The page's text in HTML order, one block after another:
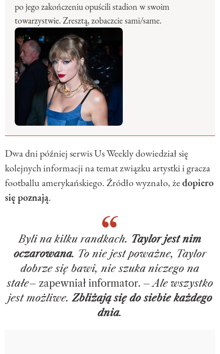
po jego zakończeniu opuścili stadion w swoim
towarzystwie. Zresztą, zobaczcie sami/same.
Dwa dni później serwis Us Weekly dowiedział się
kolejnych informacji na temat związku artystki i gracza
footballu amerykańskiego. Źródło wyznało, żedopiero
się poznają.
Byli na kilku randkach. Taylor jest nim
oczarowana. To nie jest poważne, Taylor
dobrze się bawi, nie szuka niczego na
stałe– zapewniał informator. –Ale wszystko
jest możliwe.Zbliżają się do siebie każdego
dnia.